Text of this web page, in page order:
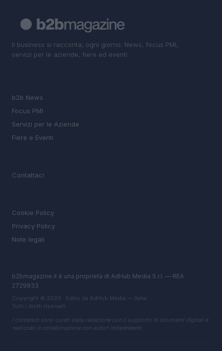
Il business si racconta, ogni giorno. News, focus PMI,
servizi per le aziende, fiere ed eventi.
b2b News
Focus PMI
Servizi per le Aziende
Fiere e Eventi
Contattaci
Cookie Policy
Privacy Policy
Note legali
b2bmagazine.it è una proprietà di AdHub Media S.r.l. — REA
2729933
Copyright © 2026 · Edito da AdHub Media — Italia
Tutti i diritti riservati
I contenuti sono curati dalla redazione con il supporto di strumenti digitali e
realizzati in collaborazione con autori indipendenti.